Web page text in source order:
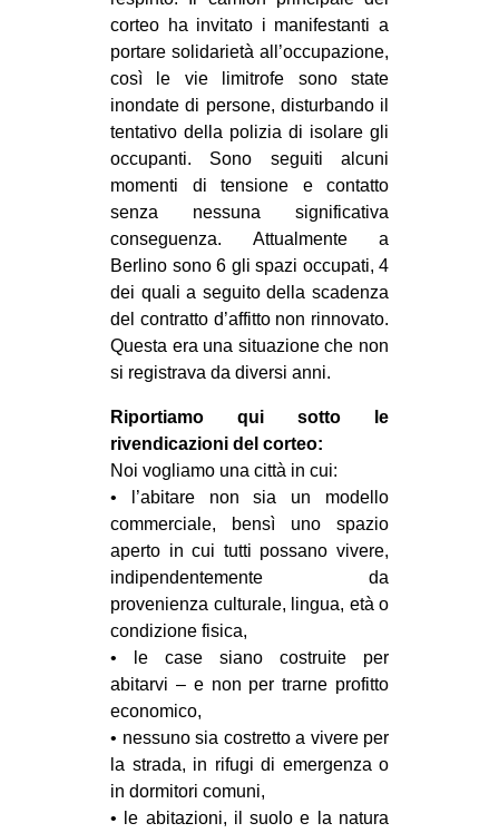
corteo ha invitato i manifestanti a
portare solidarietà all’occupazione,
così le vie limitrofe sono state
inondate di persone, disturbando il
tentativo della polizia di isolare gli
occupanti. Sono seguiti alcuni
momenti di tensione e contatto
senza nessuna significativa
conseguenza. Attualmente a
Berlino sono 6 gli spazi occupati, 4
dei quali a seguito della scadenza
del contratto d’affitto non rinnovato.
Questa era una situazione che non
si registrava da diversi anni.
Riportiamo qui sotto le
rivendicazioni del corteo:
Noi vogliamo una città in cui:
• l’abitare non sia un modello
commerciale, bensì uno spazio
aperto in cui tutti possano vivere,
indipendentemente da
provenienza culturale, lingua, età o
condizione fisica,
• le case siano costruite per
abitarvi – e non per trarne profitto
economico,
• nessuno sia costretto a vivere per
la strada, in rifugi di emergenza o
in dormitori comuni,
• le abitazioni, il suolo e la natura